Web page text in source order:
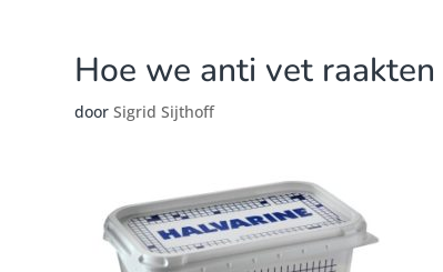
Hoe we anti vet raakten
doorSigrid Sijthoff